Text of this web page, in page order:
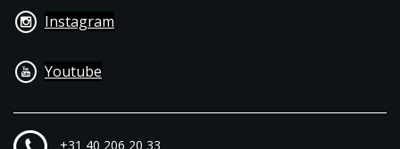
Instagram
Youtube
+31 40 206 20 33